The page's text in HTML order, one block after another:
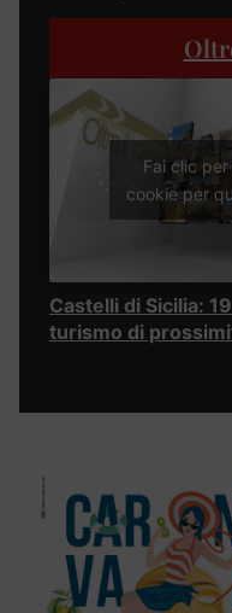
Fai clic
cookie per
Castelli di Sicilia:
turismo di